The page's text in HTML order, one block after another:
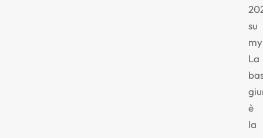
su
La
è
la